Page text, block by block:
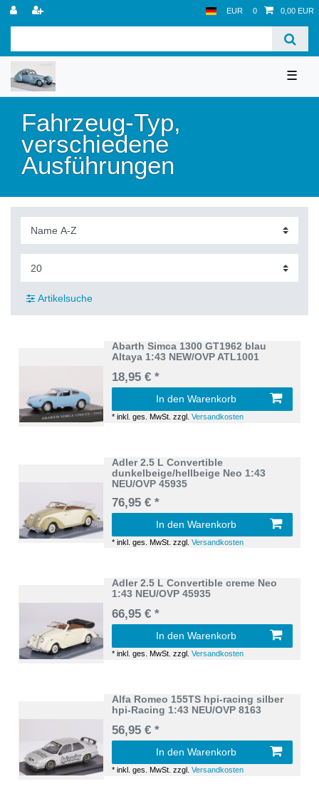
EUR 0 0,00 EUR
☰
Fahrzeug-Typ,
verschiedene
Ausführungen
Artikelsuche
Abarth Simca 1300 GT1962 blau
Altaya 1:43 NEW/OVP ATL1001
18,95 € *
In den Warenkorb
*inkl. ges. MwSt. zzgl.Versandkosten
Adler 2.5 L Convertible
dunkelbeige/hellbeige Neo 1:43
NEU/OVP 45935
76,95 € *
In den Warenkorb
*inkl. ges. MwSt. zzgl.Versandkosten
Adler 2.5 L Convertible creme Neo
1:43 NEU/OVP 45935
66,95 € *
In den Warenkorb
*inkl. ges. MwSt. zzgl.Versandkosten
Alfa Romeo 155TS hpi-racing silber
hpi-Racing 1:43 NEU/OVP 8163
56,95 € *
In den Warenkorb
*inkl. ges. MwSt. zzgl.Versandkosten